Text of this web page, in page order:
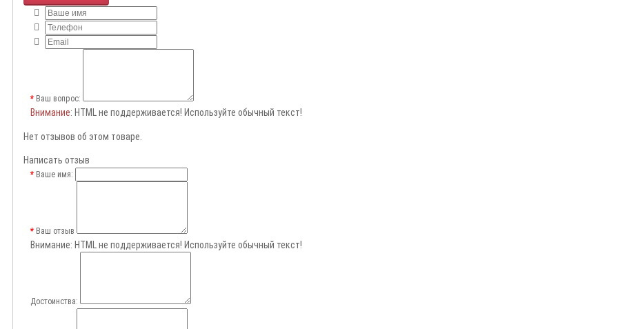
Ваш вопрос:
Внимание: HTML не поддерживается! Используйте обычный текст!
Нет отзывов об этом товаре.
Написать отзыв
Ваше имя:
Ваш отзыв
Внимание: HTML не поддерживается! Используйте обычный текст!
Достоинства: